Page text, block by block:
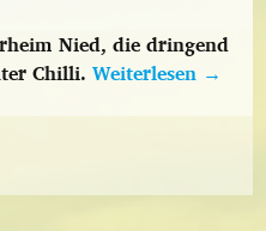
Nied, die dringend
Chilli. Weiterlesen →